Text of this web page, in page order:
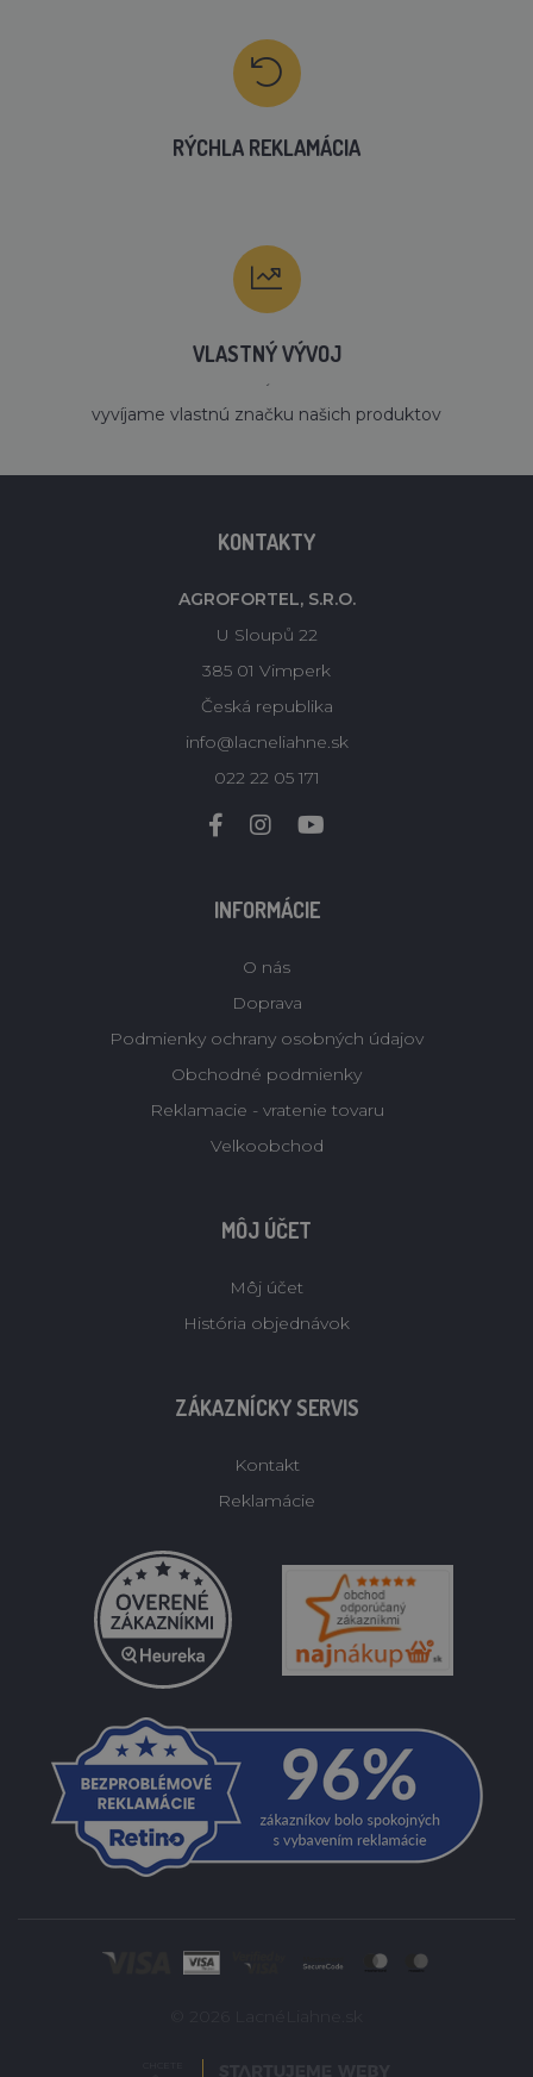
RÝCHLA REKLAMÁCIA
VLASTNÝ VÝVOJ
´
vyvíjame vlastnú značku našich produktov
KONTAKTY
AGROFORTEL, S.R.O.
U Sloupů 22
385 01 Vimperk
Česká republika
info@lacneliahne.sk
022 22 05 171
INFORMÁCIE
O nás
Doprava
Podmienky ochrany osobných údajov
Obchodné podmienky
Reklamacie - vratenie tovaru
Velkoobchod
MÔJ ÚČET
Môj účet
História objednávok
ZÁKAZNÍCKY SERVIS
Kontakt
Reklamácie